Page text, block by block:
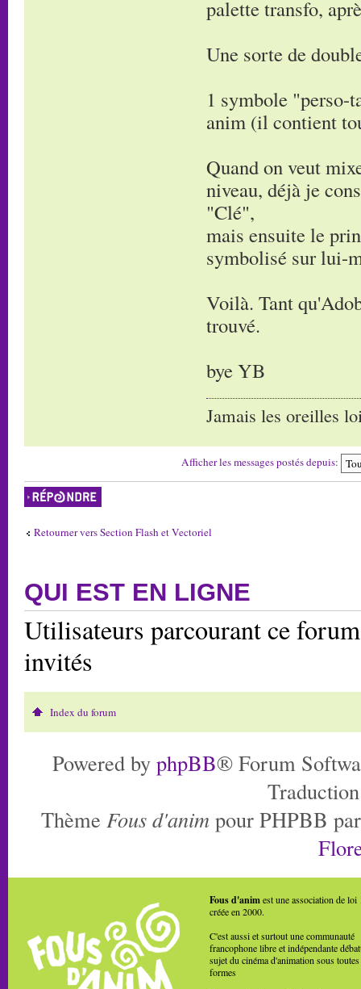
palette transfo,
Une sorte de
1 symbole "perso-
anim (il contient
Quand on veut
niveau, déjà je
"Clé",
mais ensuite le
symbolisé sur lui-
Voilà. Tant
trouvé.
bye YB
Jamais les oreilles
Afficher les messages postés depuis:
Répondre
Retourner vers Section Flash et Vectoriel
QUI EST EN LIGNE
Utilisateurs parcourant ce
invités
Index du forum
Powered by phpBB® Forum
Thème Fous d'anim pour PHPBB
Fous d'animest une association de loi
créée en 2000.
C'est aussi et surtout une communauté
francophone libre et indépendante
sujet du cinéma d'animation sous toutes
formes